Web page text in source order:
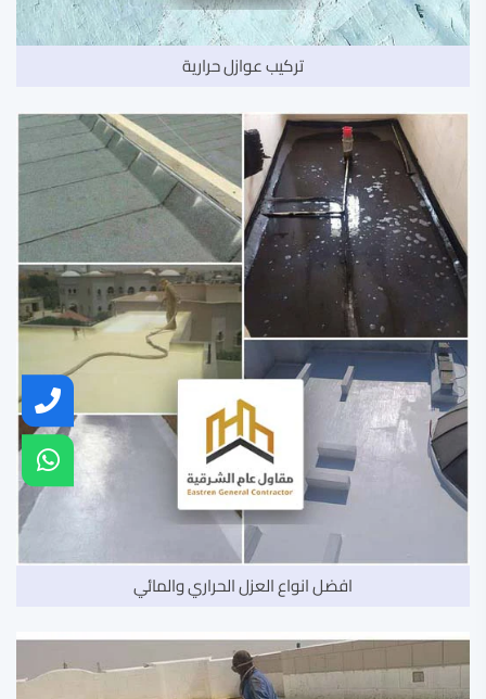
تركيب عوازل حرارية
افضل انواع العزل الحراري والمائي